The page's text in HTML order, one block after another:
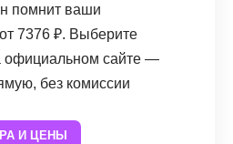
помнит ваши
7376 ₽. Выберите
официальном сайте —
без комиссии
И ЦЕНЫ